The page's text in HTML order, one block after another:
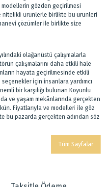
gözden geçirilmesi
nitelikli ürünlerle birlikte bu ürünleri
çözümler ile birlikte size
olağanüstü çalışmalarla
çalışmalarını daha etkili hale
hayata geçirilmesinde etkili
için insanlara yardımcı
bir karşılığı bulunan Koyunlu
ve yaşam mekânlarında gerçekten
Fiyatlarıyla ve modelleri ile göz
bu pazarda gerçekten adından söz
Tüm Sayfalar